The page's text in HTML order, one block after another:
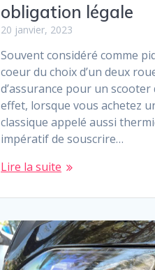
obligation légale
20 janvier, 2023
Souvent considéré comme
coeur du choix d’un deux
d’assurance pour un
effet, lorsque vous achetez
classique appelé aussi
impératif de souscrire…
Lire la suite